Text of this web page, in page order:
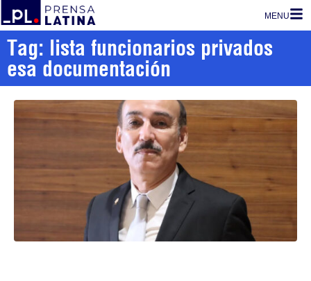
MENU
Tag: lista funcionarios privados
esa documentación